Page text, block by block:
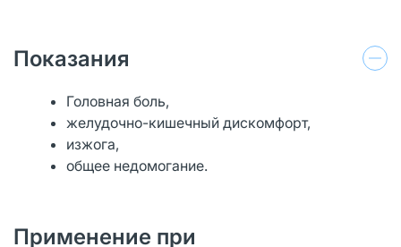
Показания
Головная боль,
желудочно-кишечный дискомфорт,
изжога,
общее недомогание.
Применение при